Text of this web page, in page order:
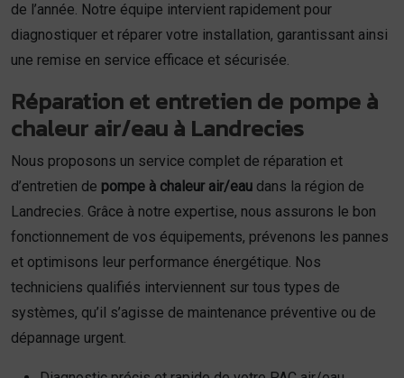
de l’année. Notre équipe intervient rapidement pour
diagnostiquer et réparer votre installation, garantissant ainsi
une remise en service efficace et sécurisée.
Réparation et entretien de pompe à
chaleur air/eau à Landrecies
Nous proposons un service complet de réparation et
d’entretien de pompe à chaleur air/eau dans la région de
Landrecies. Grâce à notre expertise, nous assurons le bon
fonctionnement de vos équipements, prévenons les pannes
et optimisons leur performance énergétique. Nos
techniciens qualifiés interviennent sur tous types de
systèmes, qu’il s’agisse de maintenance préventive ou de
dépannage urgent.